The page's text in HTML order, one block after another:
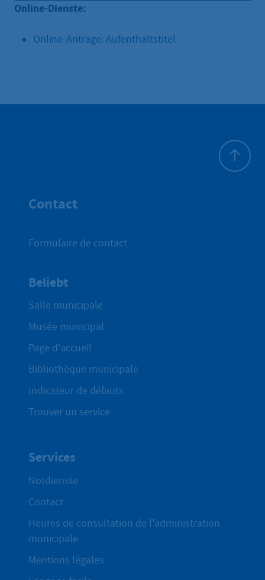
Online-Dienste:
Online-Anträge: Aufenthaltstitel
Contact
Formulaire de contact
Beliebt
Salle municipale
Musée municipal
Page d'accueil
Bibliothèque municipale
Indicateur de défauts
Trouver un service
Services
Notdienste
Contact
Heures de consultation de l'administration
municipale
Mentions légales